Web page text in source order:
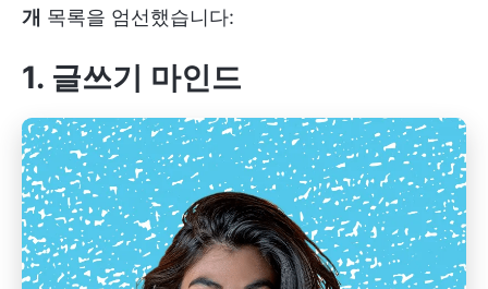
개 목록을 엄선했습니다:
1. 글쓰기 마인드